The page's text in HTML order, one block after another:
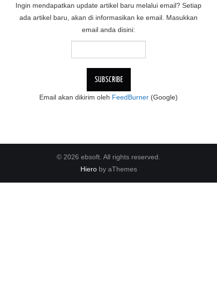
Ingin mendapatkan update artikel baru melalui email? Setiap
ada artikel baru, akan di informasikan ke email. Masukkan
email anda disini:
Email akan dikirim oleh FeedBurner (Google)
© 2026 ebsoft. All rights reserved.
Hieroby aThemes